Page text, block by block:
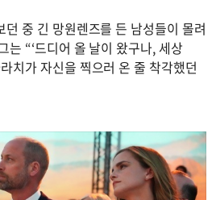
중 긴 망원렌즈를 든 남성들이 몰려
는 “‘드디어 올 날이 왔구나, 세상
치가 자신을 찍으러 온 줄 착각했던